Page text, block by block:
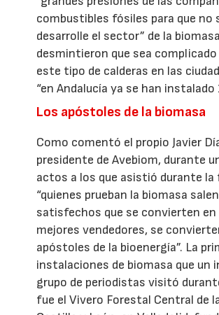
combustibles fósiles para que no
desarrolle el sector” de la
desmintieron que sea
este tipo de calderas en las
“en Andalucía ya se han instalado
Los apóstoles de la biomasa
Como comentó el propio Javier
presidente de Avebiom, durante
actos a los que asistió durante la
“quienes prueban la biomasa
satisfechos que se convierten
mejores vendedores, se
apóstoles de la bioenergía”. La
instalaciones de biomasa que un
grupo de periodistas visitó
fue el Vivero Forestal Central de